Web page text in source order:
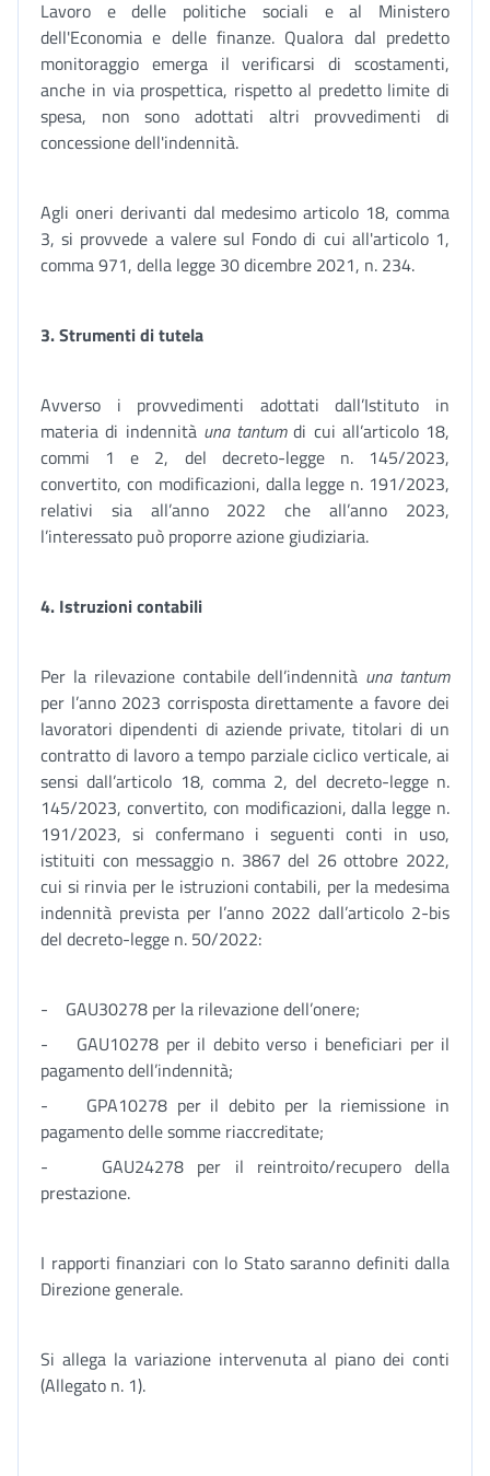
Lavoro e delle politiche sociali e al Ministero
dell'Economia e delle finanze. Qualora dal predetto
monitoraggio emerga il verificarsi di scostamenti,
anche in via prospettica, rispetto al predetto limite di
spesa, non sono adottati altri provvedimenti di
concessione dell'indennità.
Agli oneri derivanti dal medesimo articolo 18, comma
3, si provvede a valere sul Fondo di cui all'articolo 1,
comma 971, della legge 30 dicembre 2021, n. 234.
3. Strumenti di tutela
Avverso i provvedimenti adottati dall’Istituto in
materia di indennità una tantumdi cui all’articolo 18,
commi 1 e 2, del decreto-legge n. 145/2023,
convertito, con modificazioni, dalla legge n. 191/2023,
relativi sia all’anno 2022 che all’anno 2023,
l’interessato può proporre azione giudiziaria.
4. Istruzioni contabili
Per la rilevazione contabile dell’indennità una tantum
per l’anno 2023 corrisposta direttamente a favore dei
lavoratori dipendenti di aziende private, titolari di un
contratto di lavoro a tempo parziale ciclico verticale, ai
sensi dall’articolo 18, comma 2, del decreto-legge n.
145/2023, convertito, con modificazioni, dalla legge n.
191/2023, si confermano i seguenti conti in uso,
istituiti con messaggio n. 3867 del 26 ottobre 2022,
cui si rinvia per le istruzioni contabili, per la medesima
indennità prevista per l’anno 2022 dall’articolo 2-bis
del decreto-legge n. 50/2022:
- GAU30278 per la rilevazione dell’onere;
- GAU10278 per il debito verso i beneficiari per il
pagamento dell’indennità;
- GPA10278 per il debito per la riemissione in
pagamento delle somme riaccreditate;
- GAU24278 per il reintroito/recupero della
prestazione.
I rapporti finanziari con lo Stato saranno definiti dalla
Direzione generale.
Si allega la variazione intervenuta al piano dei conti
(Allegato n. 1).